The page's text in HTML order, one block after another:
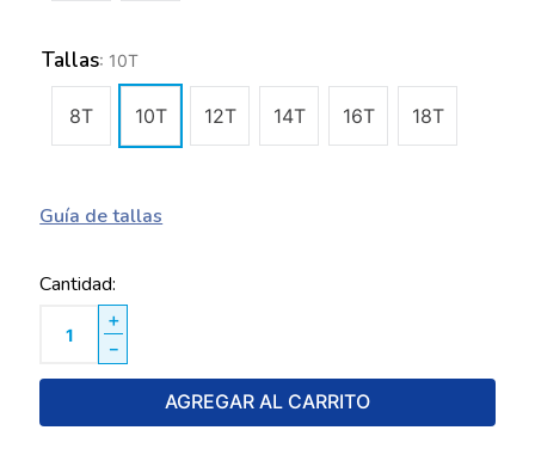
Tallas: 10T
8T 10T 12T 14T 16T 18T
Guía de tallas
Cantidad
＋
－
AGREGAR AL CARRITO